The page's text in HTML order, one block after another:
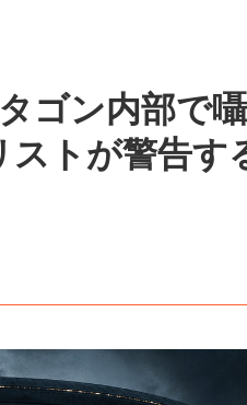
ゴン内部で
トが警告す